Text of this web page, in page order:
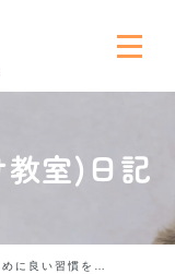
室)日記
に良い習慣をつけよう